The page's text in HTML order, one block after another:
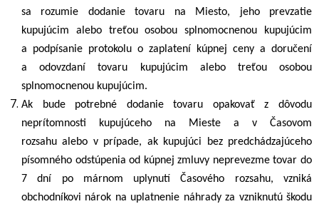
sa rozumie dodanie tovaru na Miesto, jeho prevzatie
kupujúcim alebo treťou osobou splnomocnenou kupujúcim
a podpísanie protokolu o zaplatení kúpnej ceny a doručení
a odovzdaní tovaru kupujúcim alebo treťou osobou
splnomocnenou kupujúcim.
Ak bude potrebné dodanie tovaru opakovať z dôvodu
neprítomnosti kupujúceho na Mieste a v Časovom
rozsahu alebo v prípade, ak kupujúci bez predchádzajúceho
písomného odstúpenia od kúpnej zmluvy neprevezme tovar do
7 dní po márnom uplynutí Časového rozsahu,vzniká
obchodníkovi nárok na uplatnenie náhrady za vzniknutú škodu